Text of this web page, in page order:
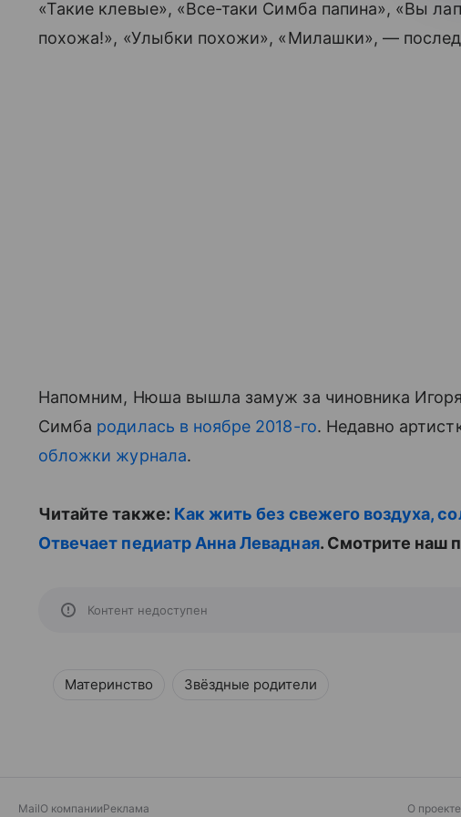
«Такие клевые», «Все-таки Симба папина», «Вы
похожа!», «Улыбки похожи», «Милашки», —
Напомним, Нюша вышла замуж за чиновника
Симба родилась в ноябре 2018-го. Недавно
обложки журнала.
Читайте также: Как жить без свежего воздуха,
Отвечает педиатр Анна Левадная. Смотрите наш
Контент недоступен
Материнство Звёздные родители
MailО компанииРеклама О проекте